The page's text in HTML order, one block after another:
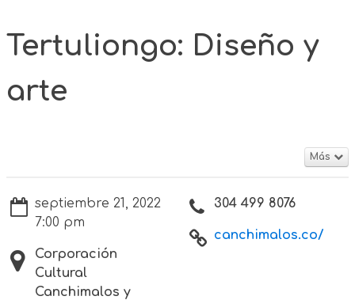
Tertuliongo: Diseño y
arte
Más
septiembre 21, 2022
7:00 pm
Corporación
Cultural
Canchimalos y
304 499 8076
canchimalos.co/